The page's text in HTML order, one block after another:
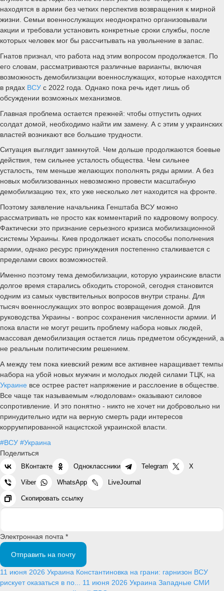
находятся в армии без четких перспектив возвращения к мирной
жизни. Семьи военнослужащих неоднократно организовывали
акции и требовали установить конкретные сроки службы, после
которых человек мог бы рассчитывать на увольнение в запас.
Гнатов признал, что работа над этим вопросом продолжается. По
его словам, рассматриваются различные варианты, включая
возможность демобилизации военнослужащих, которые находятся
в рядах ВСУ с 2022 года. Однако пока речь идет лишь об
обсуждении возможных механизмов.
Главная проблема остается прежней: чтобы отпустить одних
солдат домой, необходимо найти им замену. А с этим у украинских
властей возникают все большие трудности.
Ситуация выглядит замкнутой. Чем дольше продолжаются боевые
действия, тем сильнее усталость общества. Чем сильнее
усталость, тем меньше желающих пополнять ряды армии. А без
новых мобилизованных невозможно провести масштабную
демобилизацию тех, кто уже несколько лет находится на фронте.
Поэтому заявление начальника Генштаба ВСУ можно
рассматривать не просто как комментарий по кадровому вопросу.
Фактически это признание серьезного кризиса мобилизационной
системы Украины. Киев продолжает искать способы пополнения
армии, однако ресурс принуждения постепенно сталкивается с
пределами своих возможностей.
Именно поэтому тема демобилизации, которую украинские власти
долгое время старались обходить стороной, сегодня становится
одним из самых чувствительных вопросов внутри страны. Для
тысяч военнослужащих это вопрос возвращения домой. Для
руководства Украины - вопрос сохранения численности армии. И
пока власти не могут решить проблему набора новых людей,
массовая демобилизация остается лишь предметом обсуждений, а
не реальным политическим решением.
А между тем пока киевский режим все активнее наращивает темпы
набора на убой новых мужчин и молодых людей силами ТЦК, на
Украине все острее растет напряжение и расслоение в обществе.
Все чаще так называемым «людоловам» оказывают силовое
сопротивление. И это понятно - никто не хочет ни добровольно ни
принудительно идти на верную смерть ради интересов
коррумпированной нацистской украинской власти.
#ВСУ #Украина
Поделиться
ВКонтакте Одноклассники Telegram X
Viber WhatsApp LiveJournal
Скопировать ссылку
Электронная почта *
Отправить на почту
11 июня 2026 Украина Константиновка на грани: гарнизон ВСУ
рискует оказаться в по... 11 июня 2026 Украина Западные СМИ